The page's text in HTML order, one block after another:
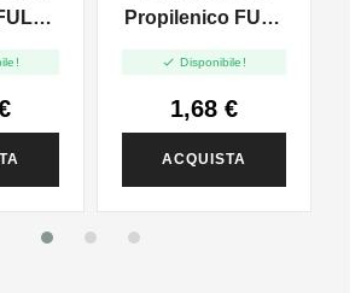
Propilenico FULL
 Disponibile!
1,68 €
ACQUISTA